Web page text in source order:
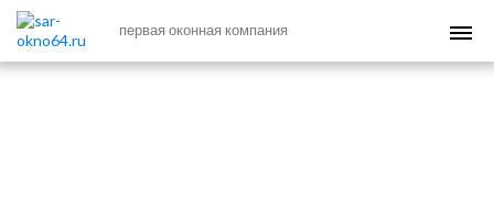
первая оконная компания